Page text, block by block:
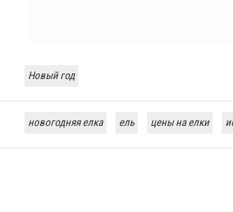
Новый год
новогодняя елка ель цены на елки